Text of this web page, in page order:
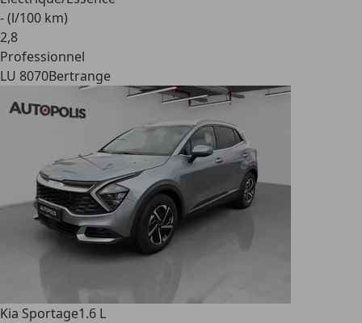
- (l/100 km)
2,8
Professionnel
LU 8070Bertrange
Kia Sportage1.6 L